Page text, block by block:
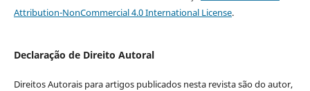
Attribution-NonCommercial 4.0 International License.
Declaração de Direito Autoral
Direitos Autorais para artigos publicados nesta revista são do autor,